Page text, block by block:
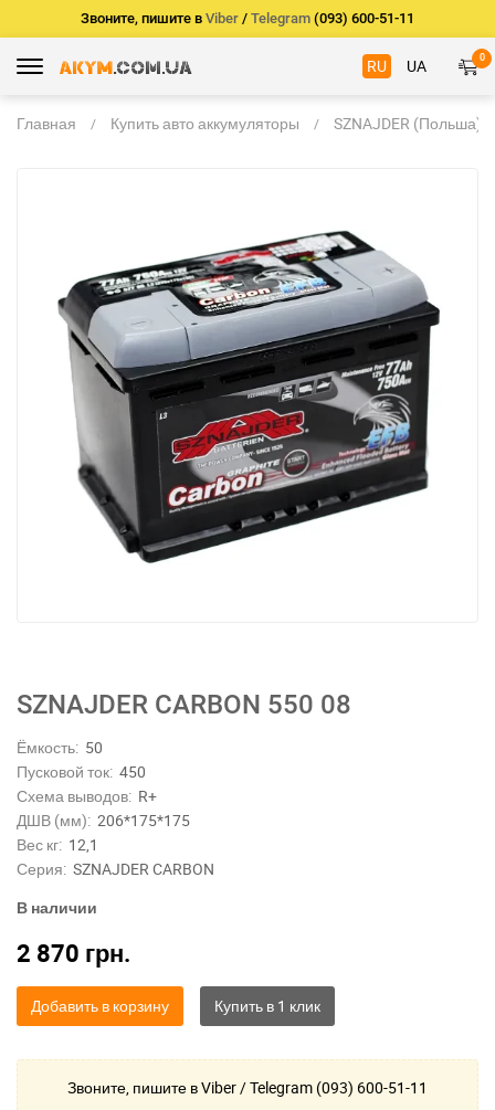
Звоните, пишите в Viber / Telegram (093) 600-51-11
RU UA 0
Главная Купить авто аккумуляторы SZNAJDER (Польша)
SZNAJDER CARBON 550 08
Ёмкость: 50
Пусковой ток: 450
Схема выводов: R+
ДШВ (мм): 206*175*175
Вес кг: 12,1
Серия: SZNAJDER CARBON
В наличии
2 870 грн.
Добавить в корзину
Звоните, пишите в Viber / Telegram (093) 600-51-11